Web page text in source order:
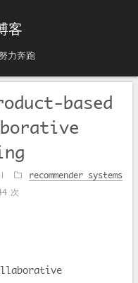
客
力奔跑
based
|
recommender systems
次